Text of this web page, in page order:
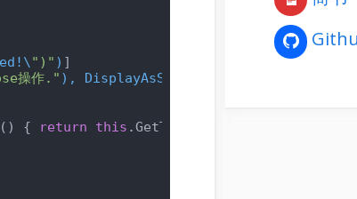
")" ) ]
操作." ), DisplayAsString
( ) { return this .GetType().Name; } }